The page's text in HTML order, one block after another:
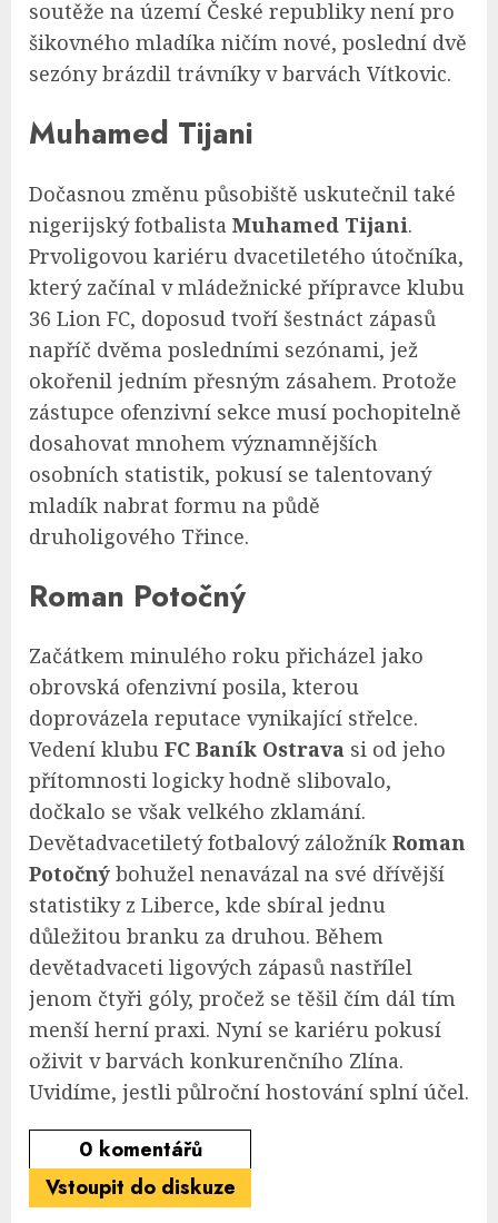
soutěže na území České republiky není pro
šikovného mladíka ničím nové, poslední dvě
sezóny brázdil trávníky v barvách Vítkovic.
Muhamed Tijani
Dočasnou změnu působiště uskutečnil také
nigerijský fotbalista Muhamed Tijani.
Prvoligovou kariéru dvacetiletého útočníka,
který začínal v mládežnické přípravce klubu
36 Lion FC, doposud tvoří šestnáct zápasů
napříč dvěma posledními sezónami, jež
okořenil jedním přesným zásahem. Protože
zástupce ofenzivní sekce musí pochopitelně
dosahovat mnohem významnějších
osobních statistik, pokusí se talentovaný
mladík nabrat formu na půdě
druholigového Třince.
Roman Potočný
Začátkem minulého roku přicházel jako
obrovská ofenzivní posila, kterou
doprovázela reputace vynikající střelce.
Vedení klubu FC Baník Ostrava si od jeho
přítomnosti logicky hodně slibovalo,
dočkalo se však velkého zklamání.
Devětadvacetiletý fotbalový záložník Roman
Potočný bohužel nenavázal na své dřívější
statistiky z Liberce, kde sbíral jednu
důležitou branku za druhou. Během
devětadvaceti ligových zápasů nastřílel
jenom čtyři góly, pročež se těšil čím dál tím
menší herní praxi. Nyní se kariéru pokusí
oživit v barvách konkurenčního Zlína.
Uvidíme, jestli půlroční hostování splní účel.
0 komentářů
Vstoupit do diskuze